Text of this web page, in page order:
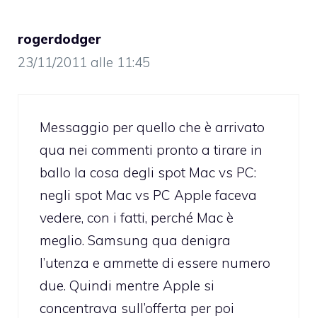
rogerdodger
23/11/2011 alle 11:45
Messaggio per quello che è arrivato
qua nei commenti pronto a tirare in
ballo la cosa degli spot Mac vs PC:
negli spot Mac vs PC Apple faceva
vedere, con i fatti, perché Mac è
meglio. Samsung qua denigra
l’utenza e ammette di essere numero
due. Quindi mentre Apple si
concentrava sull’offerta per poi